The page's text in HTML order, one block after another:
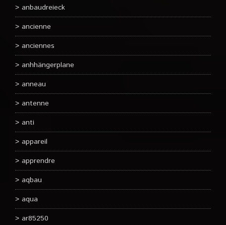
anbaudreieck
ancienne
anciennes
anhhängerplane
anneau
antenne
anti
appareil
apprendre
aqbau
aqua
ar85250